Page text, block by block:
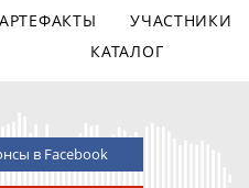
АРТЕФАКТЫ
УЧАСТНИКИ
КАТАЛОГ
в Facebook